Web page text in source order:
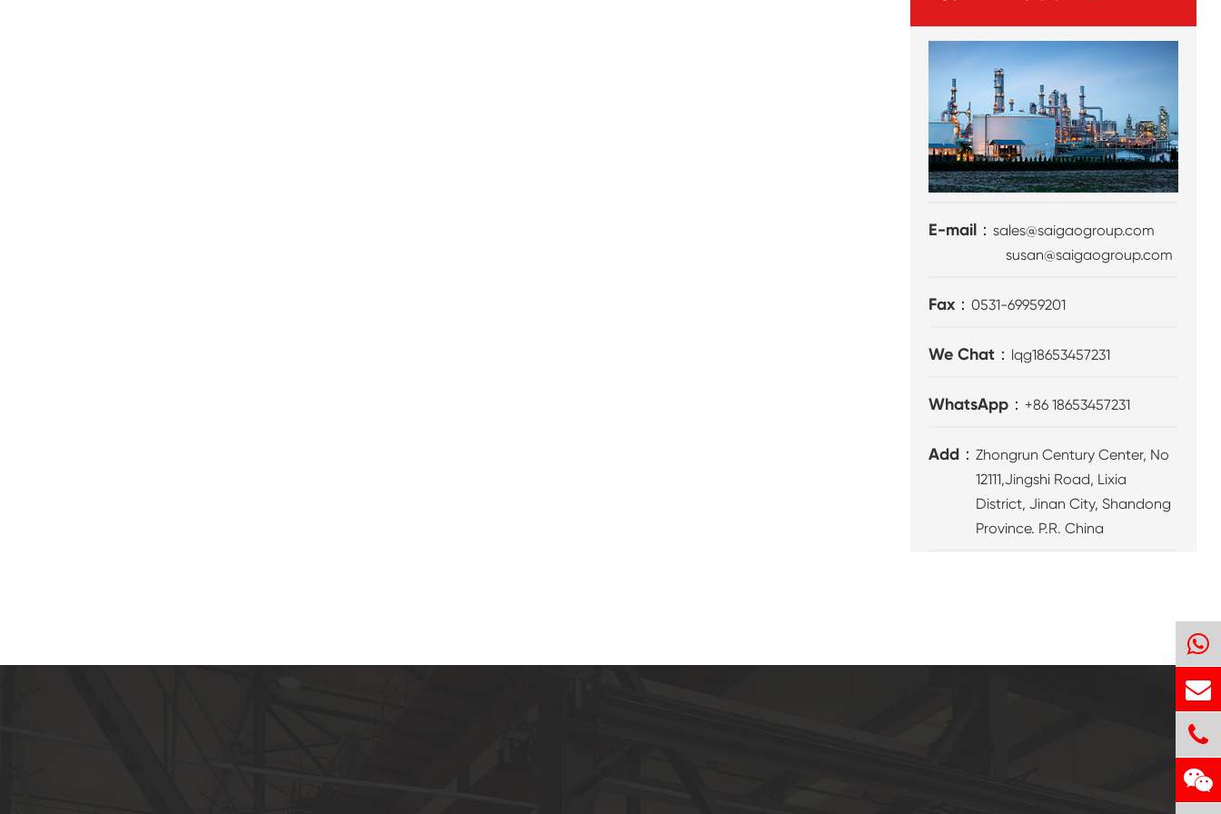
E-mail：sales@saigaogroup.com
susan@saigaogroup.com
Fax：0531-69959201
We Chat： lqg18653457231
WhatsApp： +86 18653457231
Add：Zhongrun Century Center, No
12111,Jingshi Road, Lixia
District, Jinan City, Shandong
Province. P.R. China